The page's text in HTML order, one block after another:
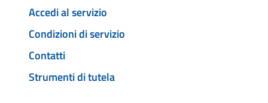
Accedi al servizio
Condizioni di servizio
Contatti
Strumenti di tutela